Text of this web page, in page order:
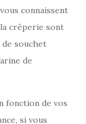
connaissent
crêperie sont
de souchet
de
fonction de vos
si vous